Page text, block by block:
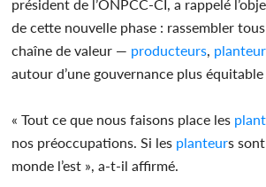
président de l’ONPCC-CI, a rappelé
de cette nouvelle phase : rassembler
chaîne de valeur — producteurs planteur
autour d’une gouvernance plus
« Tout ce que nous faisons place les
nos préoccupations. Si les planteurs
monde l’est », a-t-il affirmé.